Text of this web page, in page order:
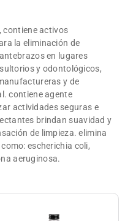
contiene activos
la eliminación de
en lugares
y odontológicos,
y de
contiene agente
actividades seguras e
brindan suavidad y
de limpieza. elimina
escherichia coli,
aeruginosa.